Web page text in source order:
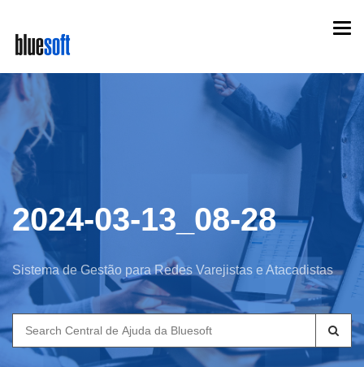
main
content
2024-03-13_08-28
Sistema de Gestão para Redes Varejistas e Atacadistas
Search
for: